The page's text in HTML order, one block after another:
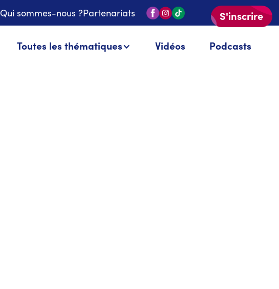
Qui sommes-nous ?Partenariats
Toutes les thématiques Vidéos Podcasts
S'inscrire